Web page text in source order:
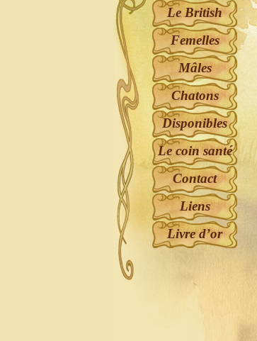
Le British
Femelles
Mâles
Chatons
Disponibles
Le coin santé
Contact
Liens
Livre d’or